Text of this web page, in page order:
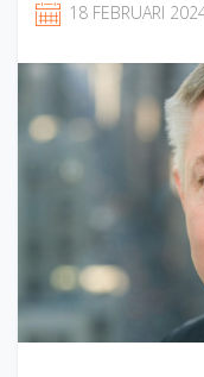
18 FEBRUARI